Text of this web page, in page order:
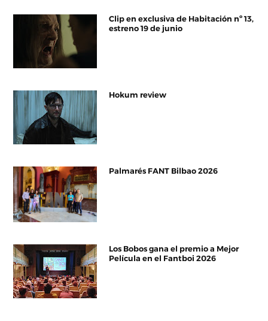
Clip en exclusiva de Habitación nº 13,
estreno 19 de junio
Hokum review
Palmarés FANT Bilbao 2026
Los Bobos gana el premio a Mejor
Película en el Fantboi 2026